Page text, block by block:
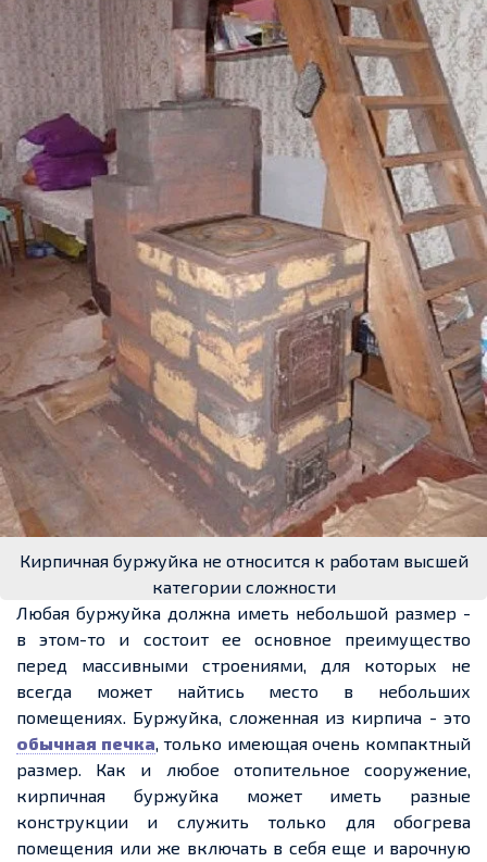
Кирпичная буржуйка не относится к работам высшей
категории сложности
Любая буржуйка должна иметь небольшой размер -
вэтом-то и состоит ее основное преимущество
перед массивными строениями, для которых не
всегда может найтись место в небольших
помещениях. Буржуйка, сложенная из кирпича - это
обычная печка, только имеющая очень компактный
размер. Как и любое отопительное сооружение,
кирпичная буржуйка может иметь разные
конструкции и служить только для обогрева
помещения или же включать в себя еще и варочную